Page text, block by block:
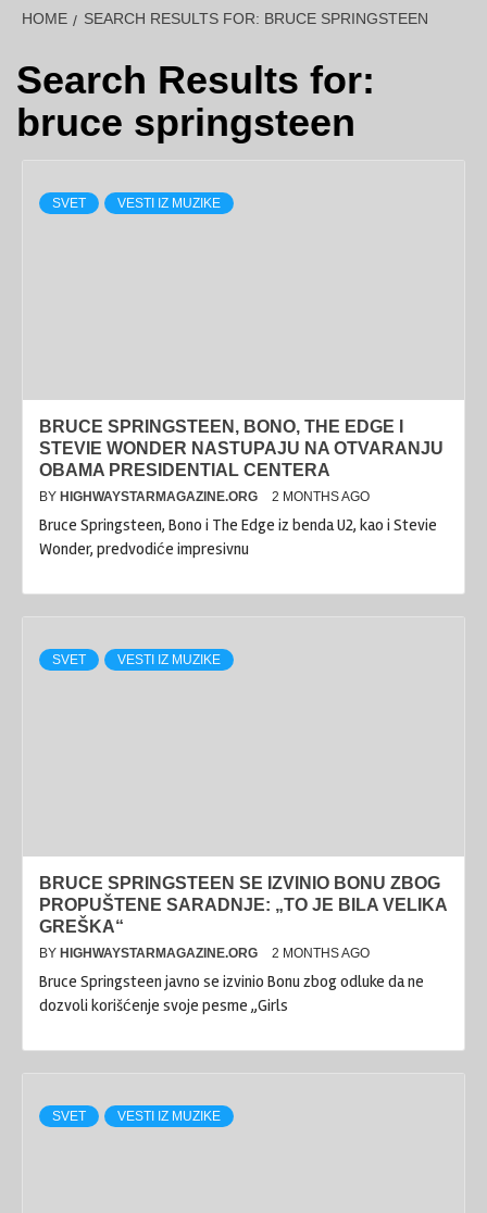
HOME SEARCH RESULTS FOR: BRUCE SPRINGSTEEN
Search Results for:
bruce springsteen
SVET VESTI IZ MUZIKE
BRUCE SPRINGSTEEN, BONO, THE EDGE I
STEVIE WONDER NASTUPAJU NA OTVARANJU
OBAMA PRESIDENTIAL CENTERA
BY HIGHWAYSTARMAGAZINE.ORG 2 MONTHS AGO
Bruce Springsteen, Bono i The Edge iz benda U2, kao i Stevie
Wonder, predvodiće impresivnu
SVET VESTI IZ MUZIKE
BRUCE SPRINGSTEEN SE IZVINIO BONU ZBOG
PROPUŠTENE SARADNJE: „TO JE BILA VELIKA
GREŠKA“
BY HIGHWAYSTARMAGAZINE.ORG 2 MONTHS AGO
Bruce Springsteen javno se izvinio Bonu zbog odluke da ne
dozvoli korišćenje svoje pesme „Girls
SVET VESTI IZ MUZIKE